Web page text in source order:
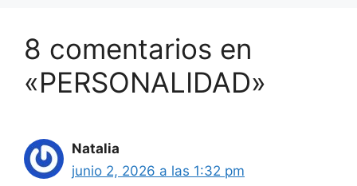
8 comentarios en
«PERSONALIDAD»
Natalia
junio 2, 2026 a las 1:32 pm